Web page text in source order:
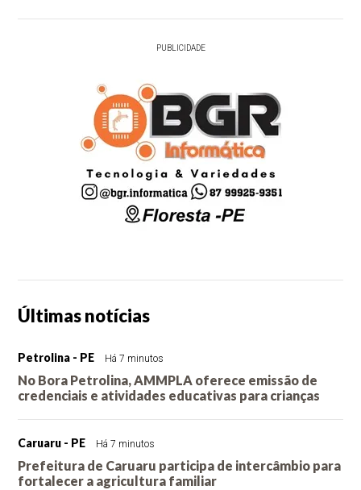
PUBLICIDADE
Últimas notícias
Petrolina - PE Há 7 minutos
No Bora Petrolina, AMMPLA oferece emissão de
credenciais e atividades educativas para crianças
Caruaru - PE Há 7 minutos
Prefeitura de Caruaru participa de intercâmbio para
fortalecer a agricultura familiar